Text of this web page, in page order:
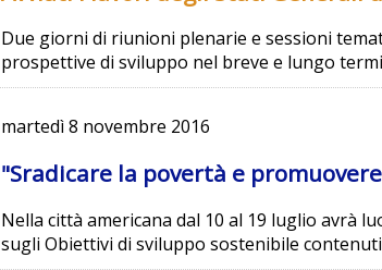
Due giorni di riunioni plenarie e sessioni
prospettive di sviluppo nel breve e lungo
martedì8 novembre 2016
"Sradicare la povertà e
Nella città americana dal 10 al 19 luglio avrà
sugli Obiettivi di sviluppo sostenibile